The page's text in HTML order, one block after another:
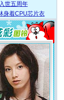
入世五周年
身着CPU芯片衣